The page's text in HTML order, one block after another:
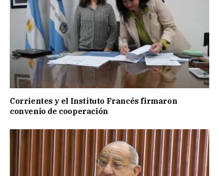
Corrientes y el Instituto Francés firmaron
convenio de cooperación